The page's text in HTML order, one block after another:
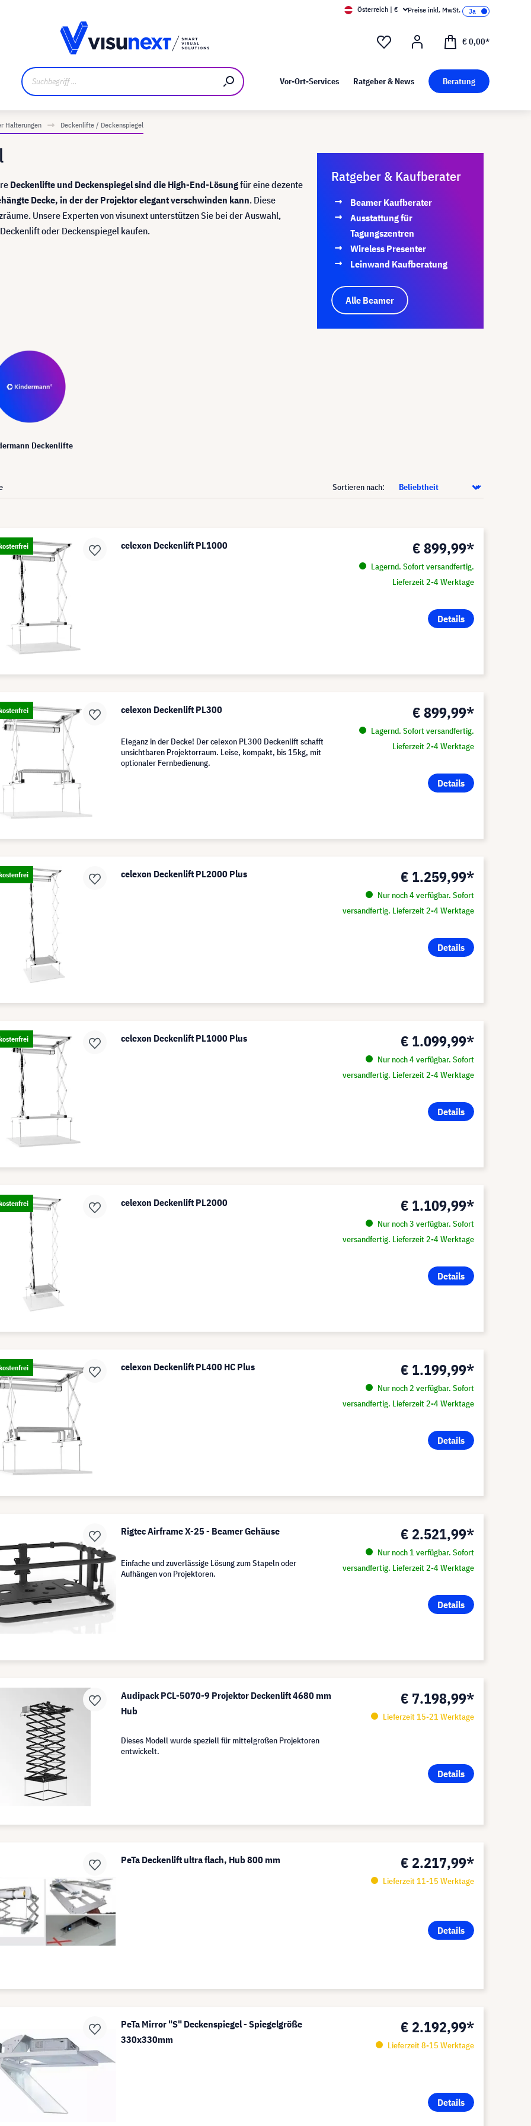
Kunst bei visunext
Österreich | € Preise inkl. MwSt.
€ 0,00*
Vor-Ort-Services Ratgeber & News Beratung
Halterungen Deckenlifte / Deckenspiegel
Deckenlifte und Deckenspiegel sind die High-End-Lösungfür eine dezente
Decke, in der der Projektor elegant verschwinden kann. Diese
Unsere Experten von visunext unterstützen Sie bei der Auswahl,
oder Deckenspiegel kaufen.
Ratgeber & Kaufberater
Beamer Kaufberater
Ausstattung für
Tagungszentren
Wireless Presenter
Leinwand Kaufberatung
Alle Beamer
Deckenlifte
Sortieren nach:
celexon Deckenlift PL1000 € 899,99*
Lagernd. Sofort versandfertig.
Lieferzeit 2-4 Werktage
Details
celexon Deckenlift PL300 € 899,99*
Lagernd. Sofort versandfertig.
Lieferzeit 2-4 Werktage
Details
Eleganz in der Decke! Der celexon PL300 Deckenlift schafft
unsichtbaren Projektorraum. Leise, kompakt, bis 15kg, mit
optionaler Fernbedienung.
celexon Deckenlift PL2000 Plus € 1.259,99*
Nur noch 4 verfügbar. Sofort
versandfertig. Lieferzeit 2-4 Werktage
Details
celexon Deckenlift PL1000 Plus € 1.099,99*
Nur noch 4 verfügbar. Sofort
versandfertig. Lieferzeit 2-4 Werktage
Details
celexon Deckenlift PL2000 € 1.109,99*
Nur noch 3 verfügbar. Sofort
versandfertig. Lieferzeit 2-4 Werktage
Details
celexon Deckenlift PL400 HC Plus € 1.199,99*
Nur noch 2 verfügbar. Sofort
versandfertig. Lieferzeit 2-4 Werktage
Details
Rigtec Airframe X-25 - Beamer Gehäuse € 2.521,99*
Nur noch 1 verfügbar. Sofort
versandfertig. Lieferzeit 2-4 Werktage
Details
Einfache und zuverlässige Lösung zum Stapeln oder
Aufhängen von Projektoren.
Audipack PCL-5070-9 Projektor Deckenlift 4680 mm
Hub
€ 7.198,99*
Lieferzeit 15-21 Werktage
Details
Dieses Modell wurde speziell für mittelgroßen Projektoren
entwickelt.
PeTa Deckenlift ultra flach, Hub 800 mm € 2.217,99*
Lieferzeit 11-15 Werktage
Details
PeTa Mirror "S" Deckenspiegel - Spiegelgröße
330x330mm
€ 2.192,99*
Lieferzeit 8-15 Werktage
Details